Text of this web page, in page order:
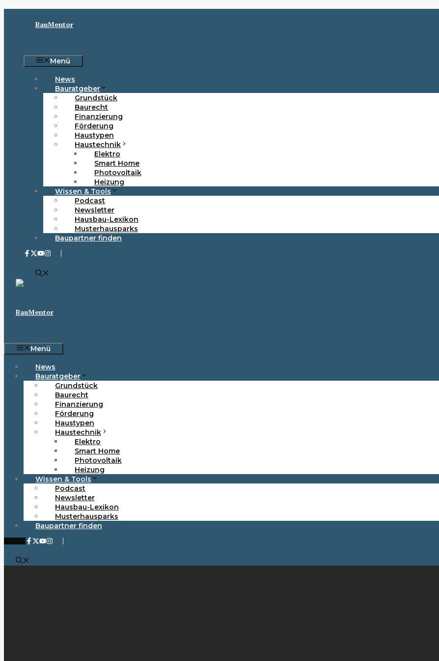
BauMentor
Menü
News
Bauratgeber
Grundstück
Baurecht
Finanzierung
Förderung
Haustypen
Haustechnik
Elektro
Smart Home
Photovoltaik
Heizung
Wissen & Tools
Podcast
Newsletter
Hausbau-Lexikon
Musterhausparks
Baupartner finden
BauMentor
Menü
News
Bauratgeber
Grundstück
Baurecht
Finanzierung
Förderung
Haustypen
Haustechnik
Elektro
Smart Home
Photovoltaik
Heizung
Wissen & Tools
Podcast
Newsletter
Hausbau-Lexikon
Musterhausparks
Baupartner finden